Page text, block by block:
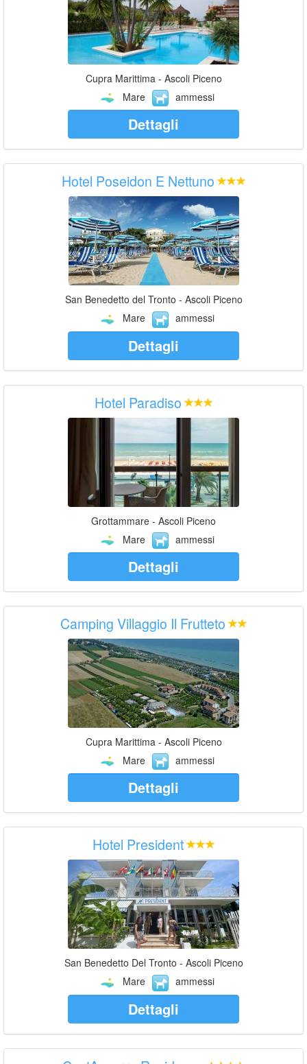
Cupra Marittima - Ascoli Piceno
Mare
ammessi
Dettagli
Hotel Poseidon E Nettuno
San Benedetto del Tronto - Ascoli Piceno
Mare
ammessi
Dettagli
Hotel Paradiso
Grottammare - Ascoli Piceno
Mare
ammessi
Dettagli
Camping Villaggio Il Frutteto
Cupra Marittima - Ascoli Piceno
Mare
ammessi
Dettagli
Hotel President
San Benedetto Del Tronto - Ascoli Piceno
Mare
ammessi
Dettagli